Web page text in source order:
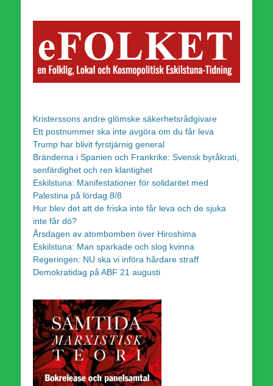
Kristerssons andre glömske säkerhetsrådgivare
Ett postnummer ska inte avgöra om du får leva
Trump har blivit fyrstjärnig general
Bränderna i Spanien och Frankrike: Svensk byråkrati,
senfärdighet och ren klantighet
Eskilstuna: Manifestationer för solidaritet med
Palestina på lördag 8/8
Hur blev det att de friska inte får leva och de sjuka
inte får dö?
Årsdagen av atombomben över Hiroshima
Eskilstuna: Man sparkade och slog kvinna
Regeringen: NU ska vi införa hårdare straff
Demokratidag på ABF 21 augusti